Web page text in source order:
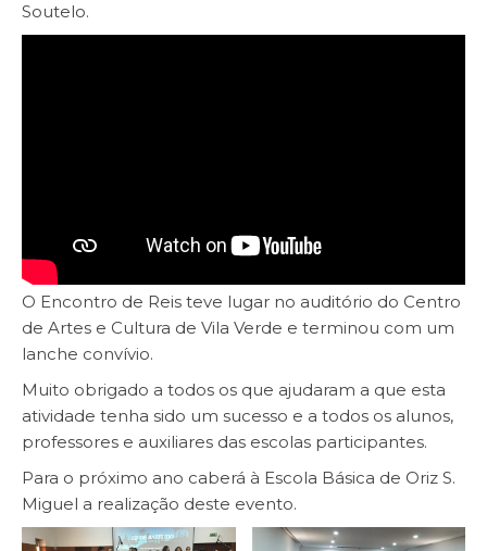
Soutelo.
O Encontro de Reis teve lugar no auditório do Centro
de Artes e Cultura de Vila Verde e terminou com um
lanche convívio.
Muito obrigado a todos os que ajudaram a que esta
atividade tenha sido um sucesso e a todos os alunos,
professores e auxiliares das escolas participantes.
Para o próximo ano caberá à Escola Básica de Oriz S.
Miguel a realização deste evento.